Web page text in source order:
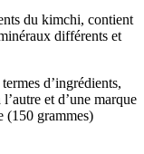
du kimchi, contient
différents et
d’ingrédients,
et d’une marque
(150 grammes)